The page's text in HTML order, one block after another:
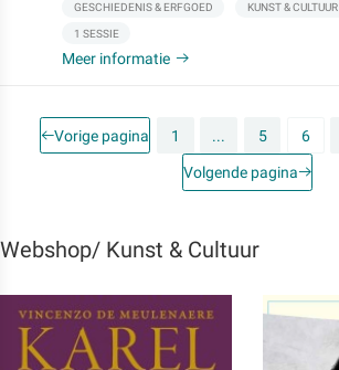
GESCHIEDENIS & ERFGOED KUNST & CULTUUR
1 SESSIE
Meer informatie
Vorige pagina 1 ... 5 6
Volgende pagina
Webshop/ Kunst & Cultuur